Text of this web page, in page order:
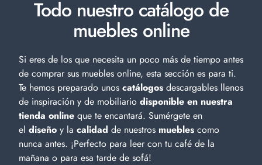
Todo nuestro catálogo de
muebles online
Si eres de los que necesita un poco más de tiempo antes
de comprar sus muebles online, esta sección es para ti.
Te hemos preparado unos catálogos descargables llenos
de inspiración y de mobiliario disponible en nuestra
tienda online que te encantará. Sumérgete en
el diseño y la calidad de nuestros muebles como
nunca antes. ¡Perfecto para leer con tu café de la
mañana o para esa tarde de sofá!